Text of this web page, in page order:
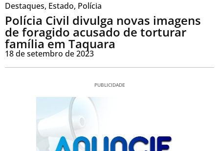
Destaques, Estado, Polícia
Polícia Civil divulga novas imagens
de foragido acusado de torturar
família em Taquara
18 de setembro de 2023
PUBLICIDADE